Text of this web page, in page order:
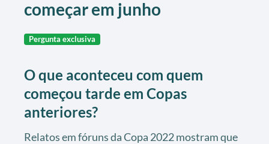
começar em junho
Pergunta exclusiva
O que aconteceu com quem
começou tarde em Copas
anteriores?
Relatos em fóruns da Copa 2022 mostram que